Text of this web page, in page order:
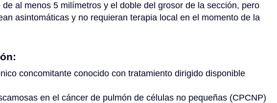
al menos 5 milímetros y el doble del grosor de la sección, pero
asintomáticas y no requieran terapia local en el momento de la
concomitante conocido con tratamiento dirigido disponible
en el cáncer de pulmón de células no pequeñas (CPCNP)